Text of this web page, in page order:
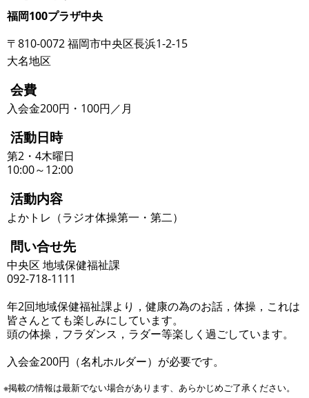
福岡100プラザ中央
〒810-0072 福岡市中央区長浜1-2-15
大名地区
会費
入会金200円・100円／月
活動日時
第2・4木曜日
10:00～12:00
活動内容
よかトレ（ラジオ体操第一・第二）
問い合せ先
中央区 地域保健福祉課
092-718-1111
年2回地域保健福祉課より，健康の為のお話，体操，これは
皆さんとても楽しみにしています。
頭の体操，フラダンス，ラダー等楽しく過ごしています。
入会金200円（名札ホルダー）が必要です。
※掲載の情報は最新でない場合があります、あらかじめご了承ください。